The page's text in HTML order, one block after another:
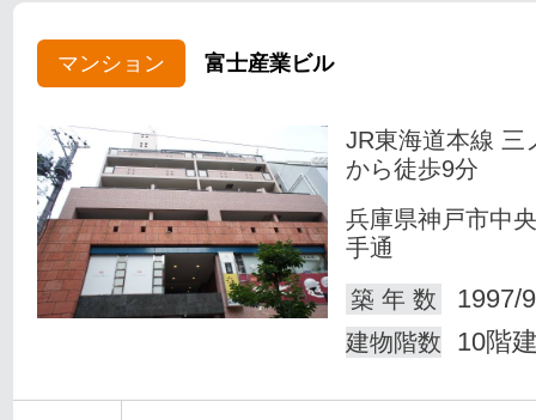
マンション 富士産業ビル
JR東海道本線 三
から徒歩9分
兵庫県神戸市中
手通
築 年 数
1997/
建物階数 10階